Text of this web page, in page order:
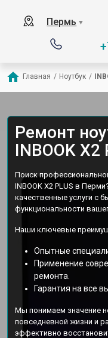
Пермь ▼
Главная / Ноутбук /
Ремонт
INBOOK
Поиск
INBOOK X2 PLUS в
качественные услуги с
функциональности
Наши ключевые
Опытные
Применение
ремонта.
Гарантия на все
Мы понимаем значение
повседневной жизни и
эффективно